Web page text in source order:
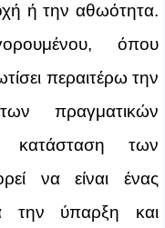
ή την αθωότητα.
όπου
περαιτέρω την
πραγματικών
κατάσταση των
να είναι ένας
την ύπαρξη και